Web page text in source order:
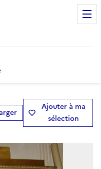
Ajouter à ma
sélection